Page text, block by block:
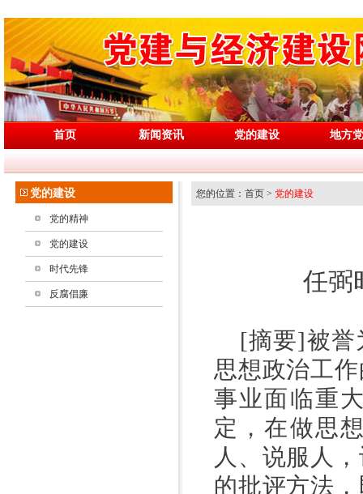
首页 新闻资讯 党的建设 地方
党的建设
党的精神
党的建设
时代先锋
反腐倡廉
您的位置：首页 > 党的建设
任弼
[摘要]被誉
思想政治工
事业面临重
定，在做思
人、说服人
的批评方法